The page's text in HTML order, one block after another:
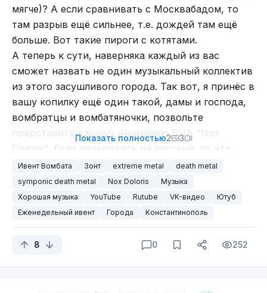
Онтарио.
Рутруп, ожидаемо, взбрыкнул копытцами, и их
же отбросил в безмолвной тишине незнания.
ВК днина своей оптимизацией может даже лук
заставить плакать.
Ясен пень, что искомой композиции оно не
знает. Но при этом может показать пятую
композицию с их последнего альбома. Тоже
мягче)? А если сравнивать с Москвабадом, то
там разрыв ещё сильнее, т.е. дождей там ещё
больше. Вот такие пироги с котятами.
А теперь к сути, наверняка каждый из вас
сможет назвать не один музыкальный коллектив
из этого засушливого города. Так вот, я принёс в
вашу копилку ещё один такой, дамы и господа,
вомбратцы и вомбатяночки, позвольте
представить вашему вниманию ВИА "Nox
будет "Ночь Скорби". Жизнеутверждающее
название, не так ли? Ну, может и не так, но вот
музыка у них весьма энергичная и интересная.
Об этом чуть позднее.
Вот такой простецкий логотип.
Скоростное рубилово с восточными мотивами и
Показать полностью2 3
Ивент Вомбата Зонт extreme metal
death metal
symponic death metal
Nox Doloris
Музыка
Хорошая музыка
YouTube Rutube VK-видео
Ютуб
Еженедельный ивент
Города Константинополь
8 0 252